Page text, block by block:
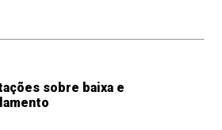
sobre baixa e